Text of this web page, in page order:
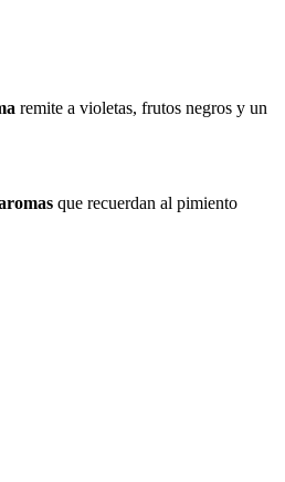
remite a violetas, frutos negros y un
que recuerdan al pimiento